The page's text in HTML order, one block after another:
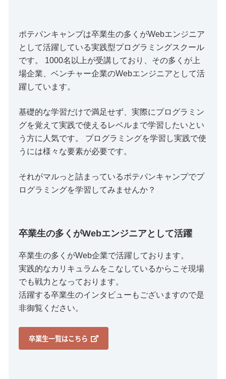
ポテパンキャンプは卒業生の多くがWebエンジニア
として活躍している実践型プログラミングスクール
です。 1000名以上が受講しており、その多くが上
場企業、ベンチャー企業のWebエンジニアとして活
躍しています。
基礎的な学習だけで満足せず、実際にプログラミン
グを覚えて実践で使えるレベルまで学習したいとい
う方に人気です。 プログラミングを学習し実践で使
うには様々な要素が必要です。
それがマルっと詰まっているポテパンキャンプでプ
ログラミングを学習してみませんか？
卒業生の多くがWebエンジニアとして活躍
卒業生の多くがWeb企業で活躍しております。
実践的なカリキュラムをこなしているからこそ現場
でも戦力となっております。
活躍する卒業生のインタビューもございますので是
非御覧ください。
卒業生一覧はこちら